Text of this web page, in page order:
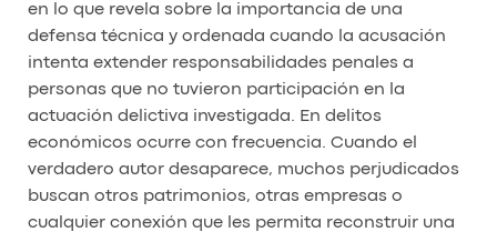
en lo que revela sobre la importancia de una
defensa técnica y ordenada cuando la acusación
intenta extender responsabilidades penales a
personas que no tuvieron participación en la
actuación delictiva investigada. En delitos
económicos ocurre con frecuencia. Cuando el
verdadero autor desaparece, muchos perjudicados
buscan otros patrimonios, otras empresas o
cualquier conexión que les permita reconstruir una